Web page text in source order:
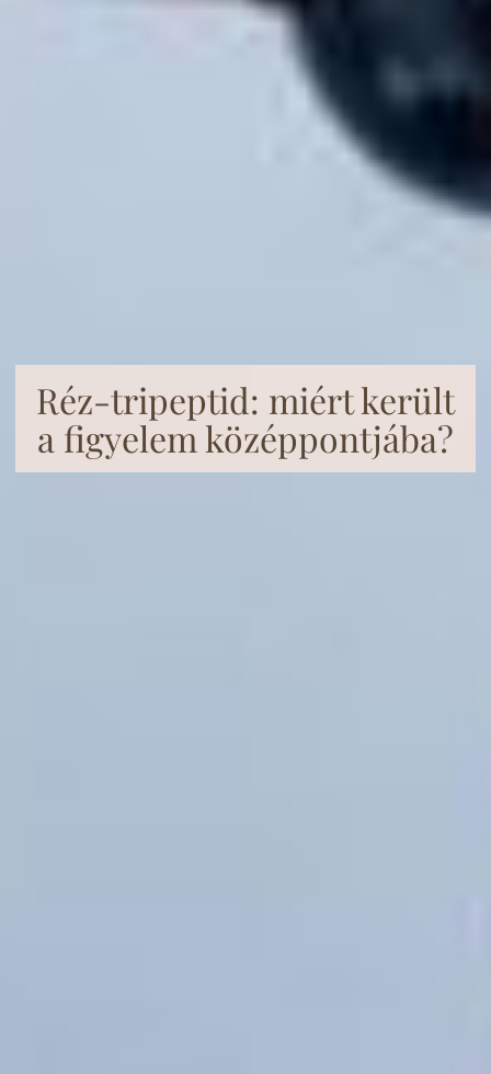
Réz-tripeptid: miért került
a figyelem középpontjába?